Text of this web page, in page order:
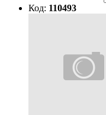
Код: 110493